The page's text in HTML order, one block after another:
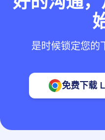
是时候锁定您的
免费下载